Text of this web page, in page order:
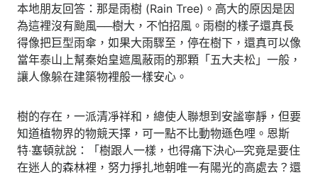
本地朋友回答：那是雨樹 (Rain Tree)。高大的原因是因
為這裡沒有颱風──樹大，不怕招風。雨樹的樣子還真長
得像把巨型雨傘，如果大雨驟至，停在樹下，還真可以像
當年泰山上幫秦始皇遮風蔽雨的那顆「五大夫松」一般，
讓人像躲在建築物裡般一樣安心。
樹的存在，一派清凈祥和，總使人聯想到安謐寧靜，但要
知道植物界的物競天擇，可一點不比動物遜色哩。恩斯
特‧塞頓就說：「樹跟人一樣，也得痛下決心─究竟是要住
在迷人的森林裡，努力掙扎地朝唯一有陽光的高處去？還